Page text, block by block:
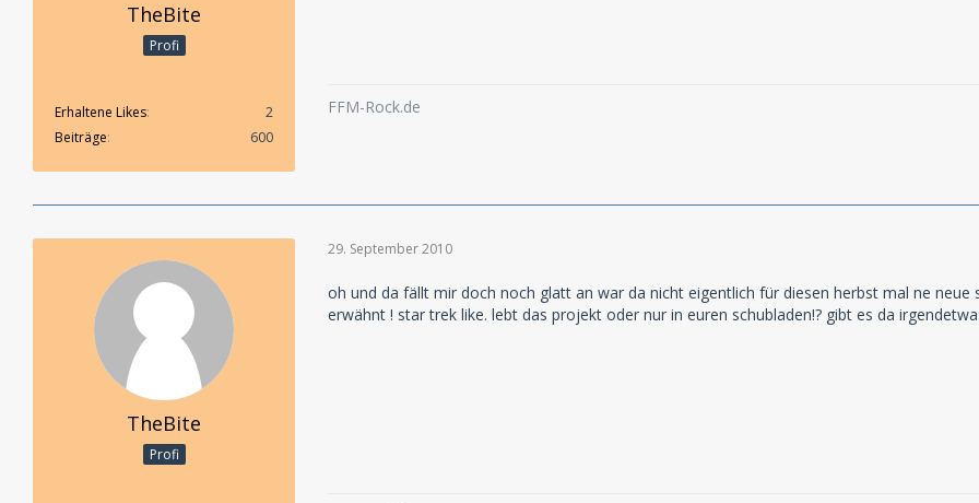
TheBite
Profi
Erhaltene Likes
2
Beiträge
600
FFM-Rock.de
TheBite
Profi
29. September 2010
oh und da fällt mir doch noch glatt an war da nicht eigentlich für diesen herbst mal ne
erwähnt ! star trek like. lebt das projekt oder nur in euren schubladen!? gibt es da